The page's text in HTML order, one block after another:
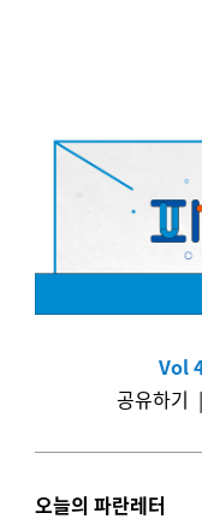
Vol
공유하기 |
오늘의 파란레터